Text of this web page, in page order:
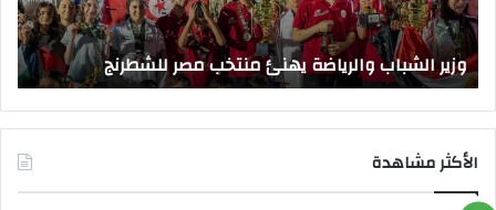
وزير الشباب والرياضة يهنئ منتخب مصر للشطرنج
الأكثر مشاهدة